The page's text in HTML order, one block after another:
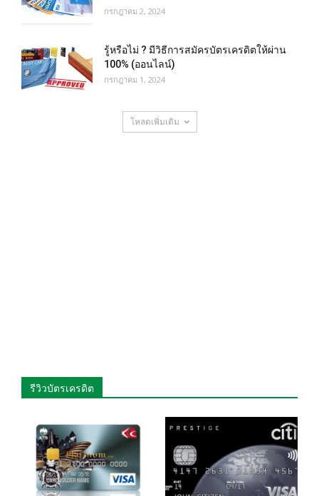
กรกฎาคม 2, 2024
รู้หรือไม่ ? มีวิธีการสมัครบัตรเครดิตให้ผ่าน
100% (ออนไลน์)
กรกฎาคม 1, 2024
โหลดเพิ่มเติม
รีวิวบัตรเครดิต